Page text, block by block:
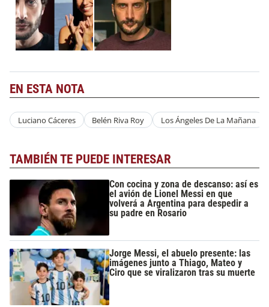
EN ESTA NOTA
Luciano Cáceres Belén Riva Roy Los Ángeles De La Mañana
TAMBIÉN TE PUEDE INTERESAR
Con cocina y zona de descanso: así es
el avión de Lionel Messi en que
volverá a Argentina para despedir a
su padre en Rosario
Jorge Messi, el abuelo presente: las
imágenes junto a Thiago, Mateo y
Ciro que se viralizaron tras su muerte